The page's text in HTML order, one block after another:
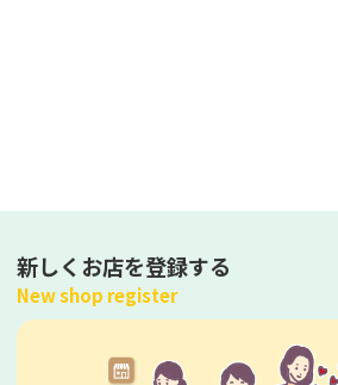
新しくお店を登録する
New shop register